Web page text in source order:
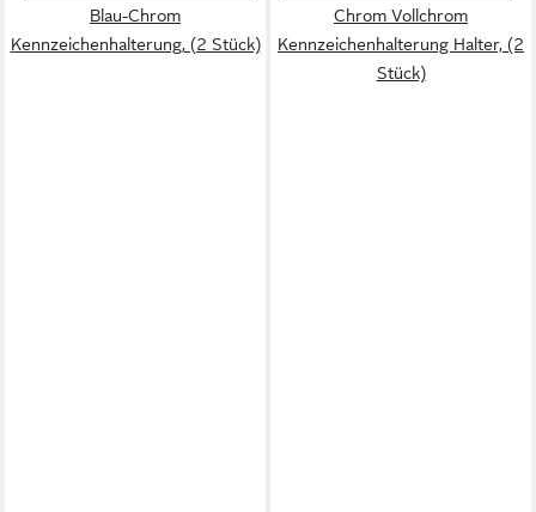
Blau-Chrom
Kennzeichenhalterung, (2 Stück)
Chrom Vollchrom
Kennzeichenhalterung Halter, (2
Stück)